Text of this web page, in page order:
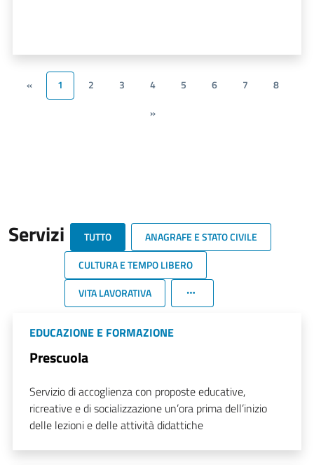
« 1 2 3 4 5 6 7
8
»
Servizi TUTTO
ANAGRAFE E STATO CIVILE
CULTURA E TEMPO LIBERO
VITA LAVORATIVA
EDUCAZIONE E FORMAZIONE
Prescuola
Servizio di accoglienza con proposte educative,
ricreative e di socializzazione un’ora prima dell’inizio
delle lezioni e delle attività didattiche